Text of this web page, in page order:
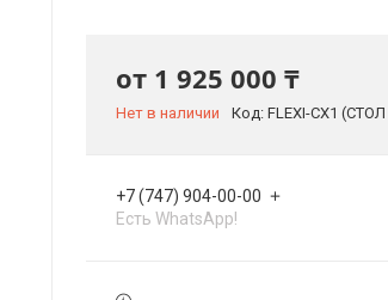
от 1 925 000 ₸
Нет в наличии Код: FLEXI-CX1
+7 (747) 904-00-00
Есть WhatsApp!